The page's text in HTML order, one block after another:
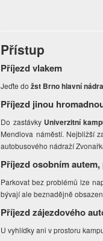
Přístup
Příjezd vlakem
Jeďte dožst Brno hlavní
Příjezd jinou
Do zastávky Univerzitní
Mendlova náměstí. Nejbližší
autobusového nádraží
Příjezd osobním
Parkovat bez problémů lze
bývají ale beznadějně
Příjezd zájezdového
U vyhlídky ani v prostoru